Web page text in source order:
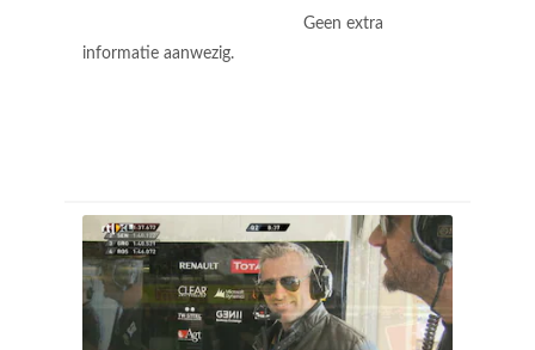
Geen extra
informatie aanwezig.